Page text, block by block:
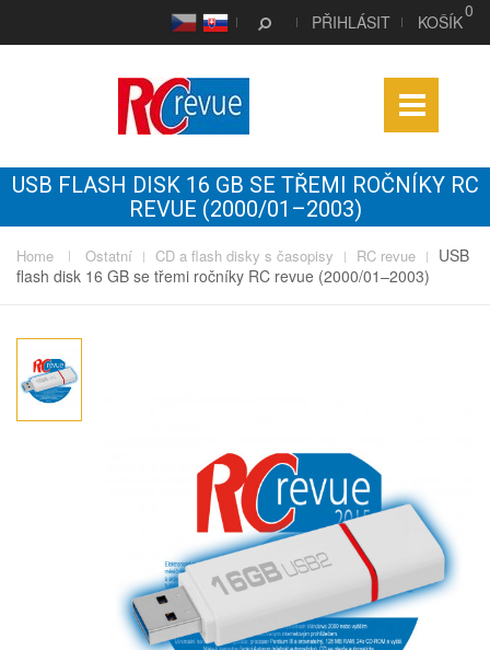
CS SK PŘIHLÁSIT KOŠÍK
0
USB FLASH DISK 16 GB SE TŘEMI ROČNÍKY RC
REVUE (2000/01–2003)
Home Ostatní CD a flash disky s časopisy RC revue
USB
flash disk 16 GB se třemi ročníky RC revue (2000/01–2003)